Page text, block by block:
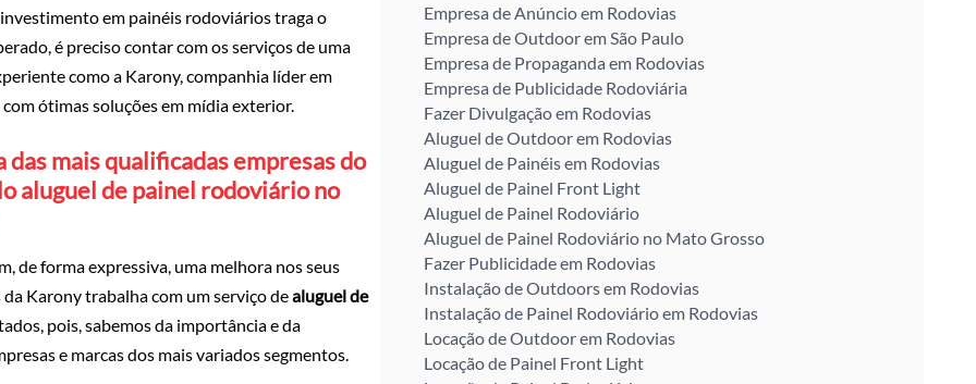
em painéis rodoviários traga o
é preciso contar com os serviços de uma
como a Karony, companhia líder em
ótimas soluções em mídia exterior.
das mais qualificadas empresas do
aluguel de painel rodoviário no
de forma expressiva, uma melhora nos seus
Karony trabalha com um serviço dealuguel de
pois, sabemos da importância e da
e marcas dos mais variados segmentos.
Empresa de Anúncio em Rodovias
Empresa de Outdoor em São Paulo
Empresa de Propaganda em Rodovias
Empresa de Publicidade Rodoviária
Fazer Divulgação em Rodovias
Aluguel de Outdoor em Rodovias
Aluguel de Painéis em Rodovias
Aluguel de Painel Front Light
Aluguel de Painel Rodoviário
Aluguel de Painel Rodoviário no Mato Grosso
Fazer Publicidade em Rodovias
Instalação de Outdoors em Rodovias
Instalação de Painel Rodoviário em Rodovias
Locação de Outdoor em Rodovias
Locação de Painel Front Light